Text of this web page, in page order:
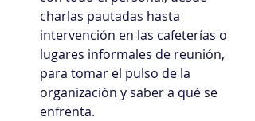
charlas pautadas hasta
intervención en las cafeterías o
lugares informales de reunión,
para tomar el pulso de la
organización y saber a qué se
enfrenta.